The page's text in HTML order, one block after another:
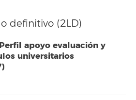
definitivo (2LD)
apoyo evaluación y
universitarios